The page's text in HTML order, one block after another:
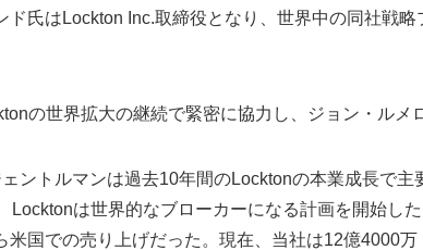
ド氏はLockton Inc.取締役となり、世界中の同社戦
の世界拡大の継続で緊密に協力し、ジョン・ルメ
ントルマンは過去10年間のLocktonの本業成長で主
Locktonは世界的なブローカーになる計画を開始し
米国での売り上げだった。現在、当社は12億4000